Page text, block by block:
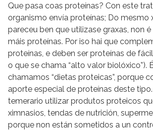
Que pasa coas proteínas? Con este
organismo envía proteínas; Do mesmo
pareceu ben que utilizase graxas, non
máis proteínas. Por iso hai que
proteínas, e deben ser proteínas de
o que se chama “alto valor biolóxico”).
chamamos “dietas proteicas”, porque
aporte especial de proteínas deste
temerario utilizar produtos proteicos
ximnasios, tendas de nutrición,
porque non están sometidos a un